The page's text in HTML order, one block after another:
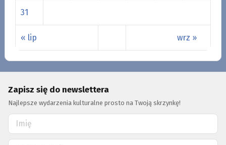
« lip wrz »
31
Zapisz się do newslettera
Najlepsze wydarzenia kulturalne prosto na Twoją skrzynkę!